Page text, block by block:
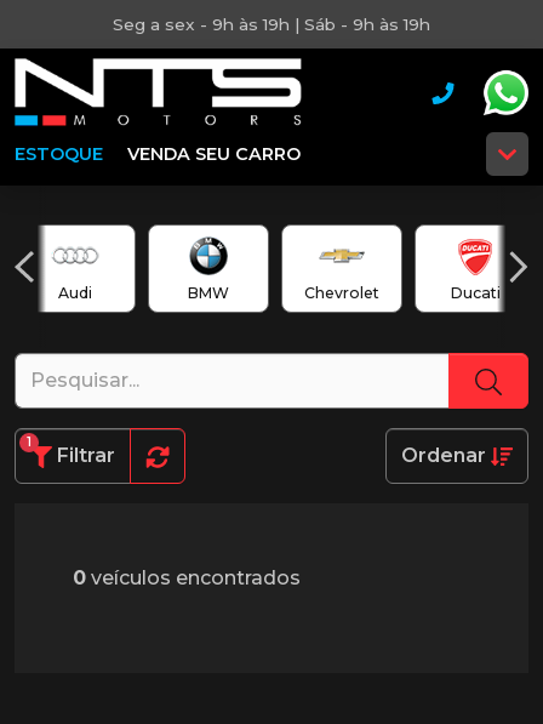
Seg a sex - 9h às 19h | Sáb - 9h às 19h
ESTOQUE VENDA SEU CARRO
Audi BMW Chevrolet Ducati
Filtrar
1
Ordenar
0 veículos encontrados